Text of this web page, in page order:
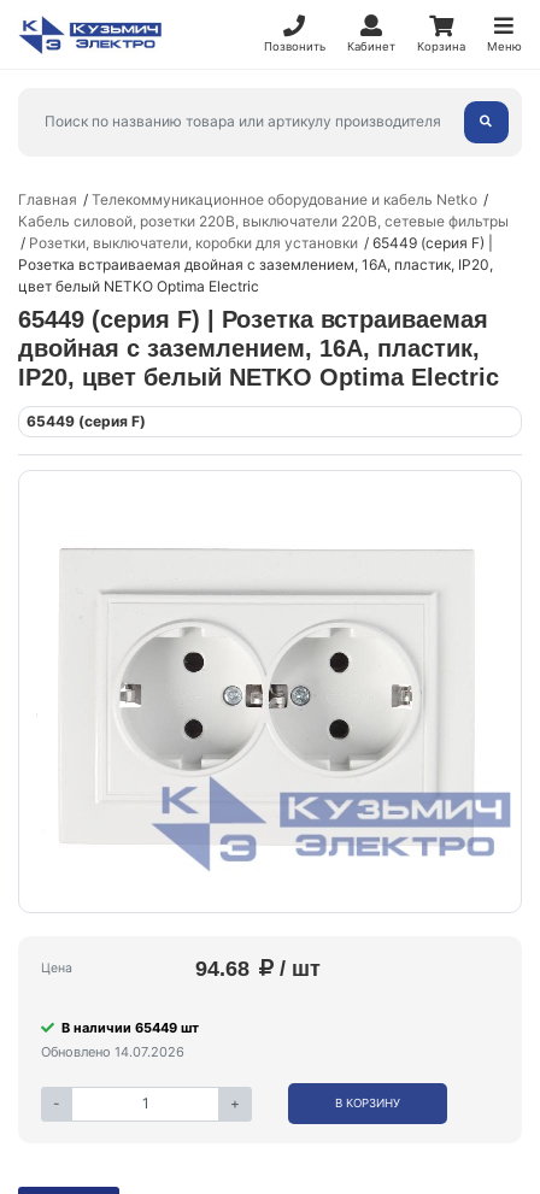
Позвонить Кабинет Корзина Меню
Главная
Телекоммуникационное оборудование и кабель Netko
Кабель силовой, розетки 220В, выключатели 220В, сетевые фильтры
Розетки, выключатели, коробки для установки
65449 (серия F) |
Розетка встраиваемая двойная с заземлением, 16A, пластик, IP20,
цвет белый NETKO Optima Electric
65449 (серия F) | Розетка встраиваемая
двойная с заземлением, 16A, пластик,
IP20, цвет белый NETKO Optima Electric
65449 (серия F)
Цена 94.68 / шт
В наличии 65449 шт
Обновлено 14.07.2026
- + В КОРЗИНУ